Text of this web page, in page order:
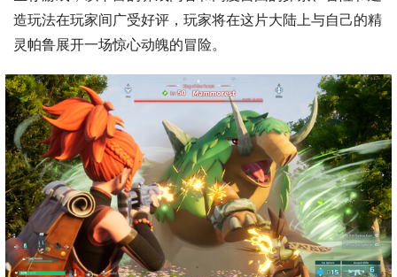
造玩法在玩家间广受好评，玩家将在这片大陆上与自己的精
灵帕鲁展开一场惊心动魄的冒险。